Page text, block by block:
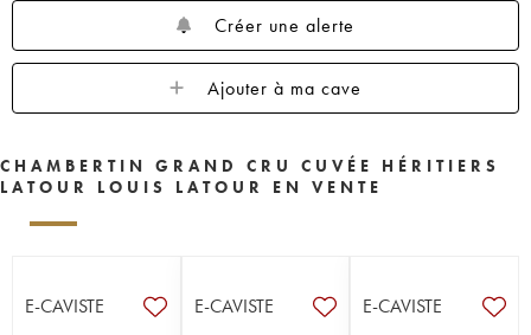
Créer une alerte
Ajouter à ma cave
CHAMBERTIN GRAND CRU CUVÉE HÉRITIERS
LATOUR LOUIS LATOUR EN VENTE
E-CAVISTE E-CAVISTE E-CAVISTE